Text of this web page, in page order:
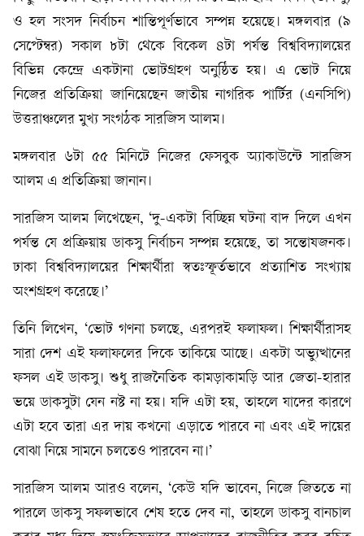
ও হল সংসদ নির্বাচন শান্তিপূর্ণভাবে সম্পন্ন হয়েছে। মঙ্গলবার (৯
সেপ্টেম্বর) সকাল ৮টা থেকে বিকেল ৪টা পর্যন্ত বিশ্ববিদ্যালয়ের
বিভিন্ন কেন্দ্রে একটানা ভোটগ্রহণ অনুষ্ঠিত হয়। এ ভোট নিয়ে
নিজের প্রতিক্রিয়া জানিয়েছেন জাতীয় নাগরিক পার্টির (এনসিপি)
উত্তরাঞ্চলের মুখ্য সংগঠক সারজিস আলম।
মঙ্গলবার ৬টা ৫৫ মিনিটে নিজের ফেসবুক অ্যাকাউন্টে সারজিস
আলম এ প্রতিক্রিয়া জানান।
সারজিস আলম লিখেছেন, ‘দু-একটা বিচ্ছিন্ন ঘটনা বাদ দিলে এখন
পর্যন্ত যে প্রক্রিয়ায় ডাকসু নির্বাচন সম্পন্ন হয়েছে, তা সন্তোষজনক।
ঢাকা বিশ্ববিদ্যালয়ের শিক্ষার্থীরা স্বতঃস্ফূর্তভাবে প্রত্যাশিত সংখ্যায়
অংশগ্রহণ করেছে।’
তিনি লিখেন, ‘ভোট গণনা চলছে, এরপরই ফলাফল। শিক্ষার্থীরাসহ
সারা দেশ এই ফলাফলের দিকে তাকিয়ে আছে। একটা অভ্যুত্থানের
ফসল এই ডাকসু। শুধু রাজনৈতিক কামড়াকামড়ি আর জেতা-হারার
ভয়ে ডাকসুটা যেন নষ্ট না হয়। যদি এটা হয়, তাহলে যাদের কারণে
এটা হবে তারা এর দায় কখনো এড়াতে পারবে না এবং এই দায়ের
বোঝা নিয়ে সামনে চলতেও পারবেন না।’
সারজিস আলম আরও বলেন, ‘কেউ যদি ভাবেন, নিজে জিততে না
পারলে ডাকসু সফলভাবে শেষ হতে দেব না, তাহলে ডাকসু বানচাল